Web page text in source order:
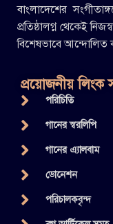
বাংলাদেশের
প্রতিষ্ঠালগ্ন থেকেই
বিশেষভাবে আন্দোলিত
প্রয়োজনীয় লিংক
পরিচিতি
গানের স্বরলিপি
গানের এ্যালবাম
ডোনেশন
পরিচালকবৃন্দ